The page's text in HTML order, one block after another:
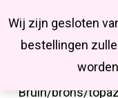
Wij zijn gesloten
bestellingen
main
Kralen
Bruin/brons/